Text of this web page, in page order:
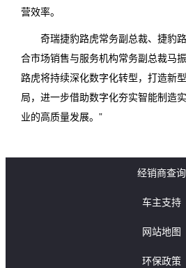
营效率。
奇瑞捷豹路虎常务副总裁、捷豹
合市场销售与服务机构常务副总裁马
路虎将持续深化数字化转型，打造新
局，进一步借助数字化夯实智能制造
业的高质量发展。”
经销商查询
捷豹经销商查
车主支持
捷豹车主支持
网站地图
环保政策